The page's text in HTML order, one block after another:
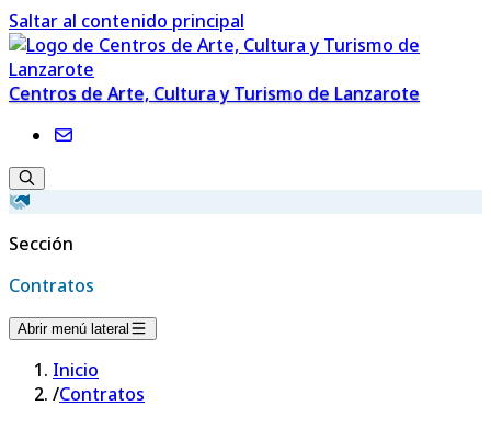
Saltar al contenido principal
Centros de Arte, Cultura y Turismo de Lanzarote
Sección
Contratos
Abrir menú lateral
Inicio
/Contratos